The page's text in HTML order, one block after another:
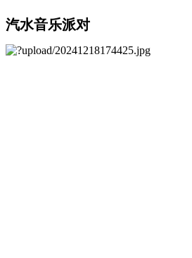
汽水音乐派对